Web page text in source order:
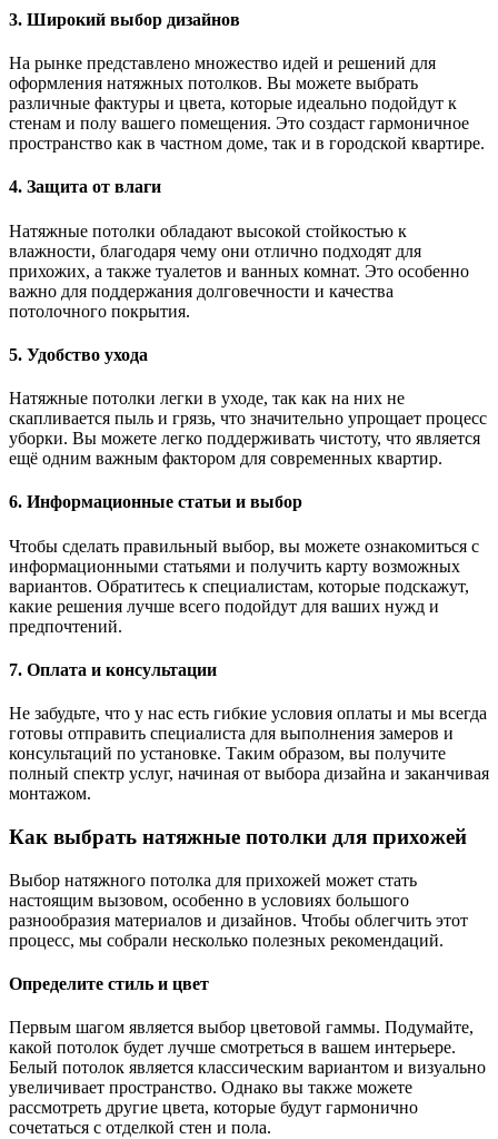
3. Широкий выбор дизайнов
На рынке представлено множество идей и решений для
оформления натяжных потолков. Вы можете выбрать
различные фактуры и цвета, которые идеально подойдут к
стенам и полу вашего помещения. Это создаст гармоничное
пространство как в частном доме, так и в городской квартире.
4. Защита от влаги
Натяжные потолки обладают высокой стойкостью к
влажности, благодаря чему они отлично подходят для
прихожих, а также туалетов и ванных комнат. Это особенно
важно для поддержания долговечности и качества
потолочного покрытия.
5. Удобство ухода
Натяжные потолки легки в уходе, так как на них не
скапливается пыль и грязь, что значительно упрощает процесс
уборки. Вы можете легко поддерживать чистоту, что является
ещё одним важным фактором для современных квартир.
6. Информационные статьи и выбор
Чтобы сделать правильный выбор, вы можете ознакомиться с
информационными статьями и получить карту возможных
вариантов. Обратитесь к специалистам, которые подскажут,
какие решения лучше всего подойдут для ваших нужд и
предпочтений.
7. Оплата и консультации
Не забудьте, что у нас есть гибкие условия оплаты и мы всегда
готовы отправить специалиста для выполнения замеров и
консультаций по установке. Таким образом, вы получите
полный спектр услуг, начиная от выбора дизайна и заканчивая
монтажом.
Как выбрать натяжные потолки для прихожей
Выбор натяжного потолка для прихожей может стать
настоящим вызовом, особенно в условиях большого
разнообразия материалов и дизайнов. Чтобы облегчить этот
процесс, мы собрали несколько полезных рекомендаций.
Определите стиль и цвет
Первым шагом является выбор цветовой гаммы. Подумайте,
какой потолок будет лучше смотреться в вашем интерьере.
Белый потолок является классическим вариантом и визуально
увеличивает пространство. Однако вы также можете
рассмотреть другие цвета, которые будут гармонично
сочетаться с отделкой стен и пола.